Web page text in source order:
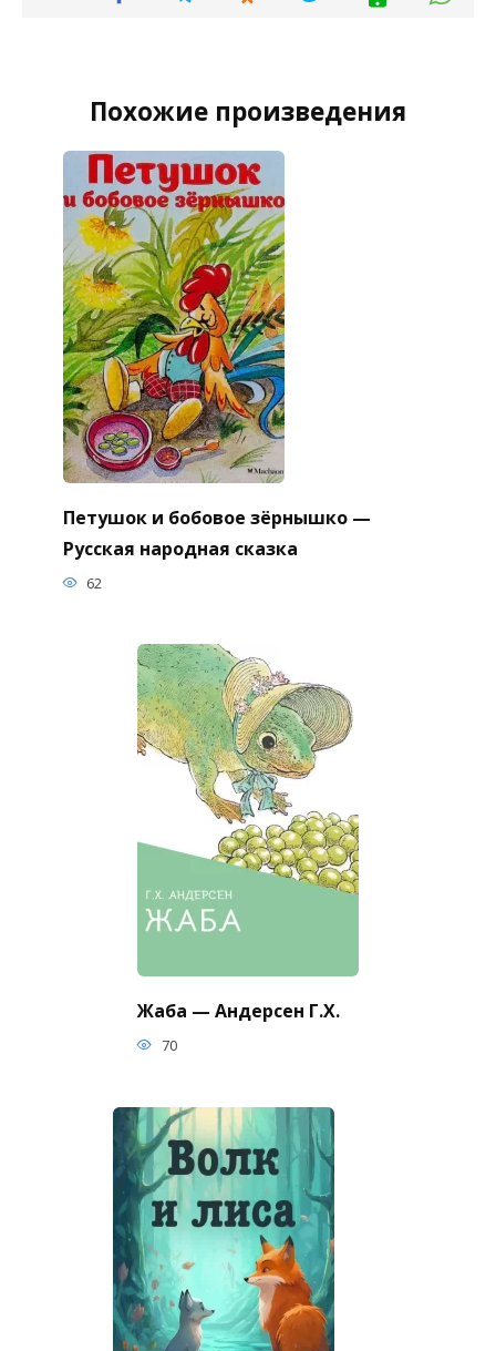
Похожие произведения
Петушок и бобовое зёрнышко —
Русская народная сказка
62
Жаба — Андерсен Г.Х.
70